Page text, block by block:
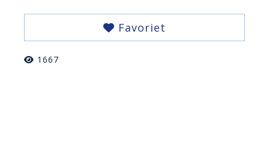
Favoriet
1667